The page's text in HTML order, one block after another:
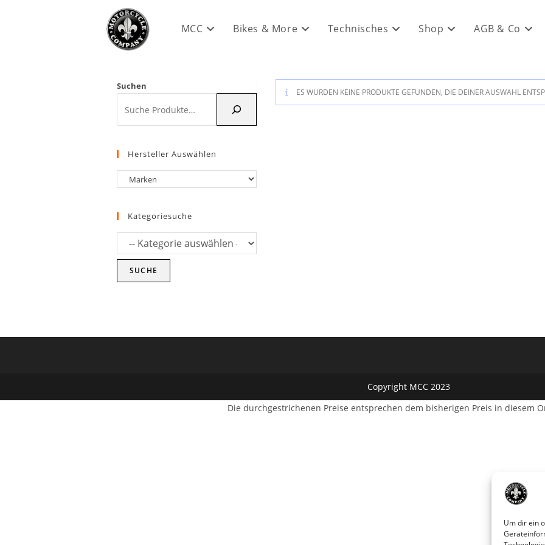
Um dir ein
MCC Bikes & More Technisches Shop AGB & Co
ES WURDEN KEINE PRODUKTE GEFUNDEN, DIE DEINER AUSWAHL
Suchen
Hersteller Auswählen
Kategoriesuche
SUCHE
Copyright MCC 2023
Die durchgestrichenen Preise entsprechen dem bisherigen Preis in diesem